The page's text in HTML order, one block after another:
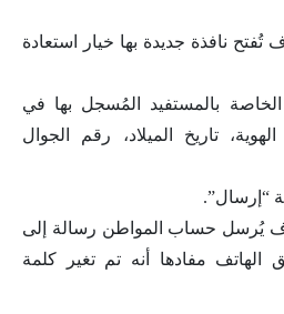
نافذة جديدة بها خيار استعادة
الخاصة بالمستفيد المُسجل بها في
تاريخ الميلاد، رقم الجوال
“إرسال”.
يُرسل حساب المواطن رسالة إلى
مفادها أنه تم تغير كلمة